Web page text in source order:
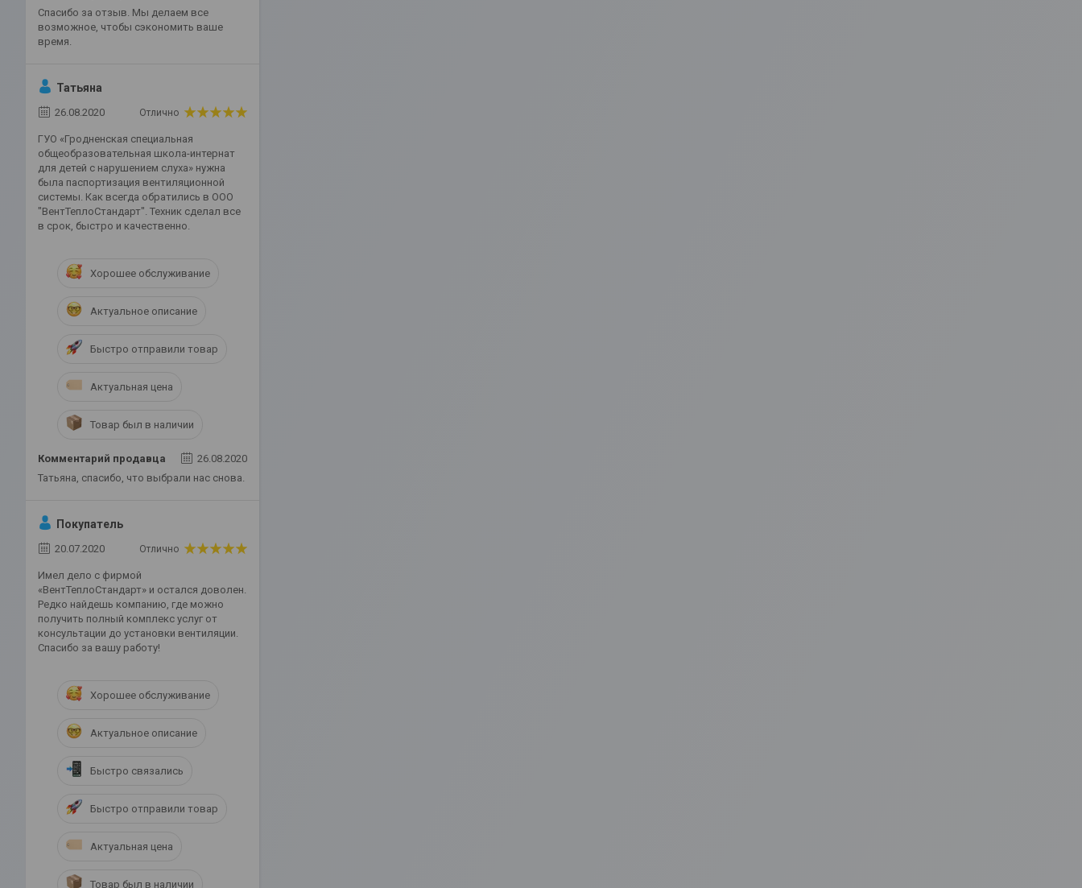
Спасибо за отзыв. Мы делаем все
возможное, чтобы сэкономить ваше
время.
Татьяна
26.08.2020 Отлично
ГУО «Гродненская специальная
общеобразовательная школа-интернат
для детей с нарушением слуха» нужна
была паспортизация вентиляционной
системы. Как всегда обратились в ООО
"ВентТеплоСтандарт". Техник сделал все
в срок, быстро и качественно.
Хорошее обслуживание
Актуальное описание
Быстро отправили товар
Актуальная цена
Товар был в наличии
Комментарий продавца
26.08.2020
Татьяна, спасибо, что выбрали нас снова.
Покупатель
20.07.2020 Отлично
Имел дело с фирмой
«ВентТеплоСтандарт» и остался доволен.
Редко найдешь компанию, где можно
получить полный комплекс услуг от
консультации до установки вентиляции.
Спасибо за вашу работу!
Хорошее обслуживание
Актуальное описание
Быстро связались
Быстро отправили товар
Актуальная цена
Товар был в наличии